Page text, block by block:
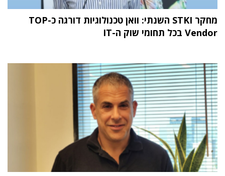
מחקר STKI השנתי: וואן טכנולוגיות דורגה כ-TOP
Vendor בכל תחומי שוק ה-IT